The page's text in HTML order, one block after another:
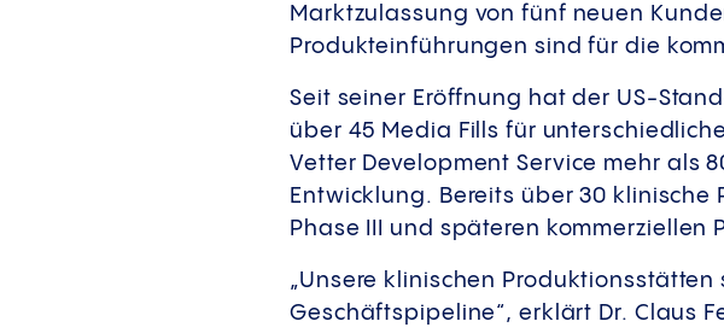
Marktzulassung von fünf neuen
Produkteinführungen sind für die
Seit seiner Eröffnung hat der US-
über 45 Media Fills für
Vetter Development Service mehr als
Entwicklung. Bereits über 30
Phase III und späteren
„Unsere klinischen
Geschäftspipeline“, erklärt Dr. Claus